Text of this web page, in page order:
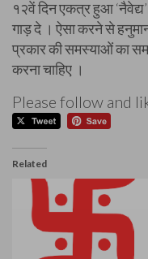
१२वें दिन एकत्र हुआ
गाड़ दे । ऐसा करने से
प्रकार की समस्याओं का
करना चाहिए ।
Please follow and
Related